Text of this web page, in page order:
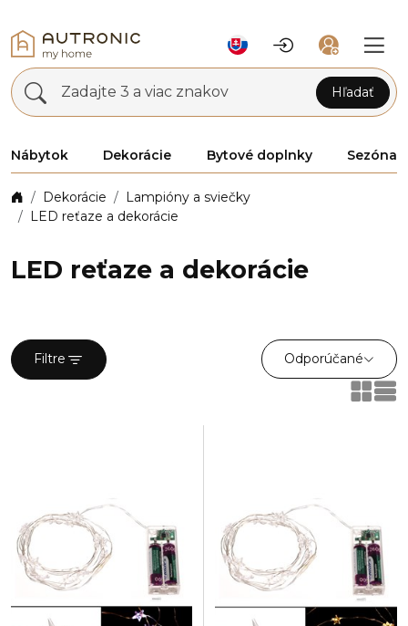
Zadajte 3 a viac znakov Hľadať
Nábytok Dekorácie Bytové doplnky Sezóna
Dekorácie
Lampióny a sviečky
LED reťaze a dekorácie
LED reťaze a dekorácie
Filtre Odporúčané